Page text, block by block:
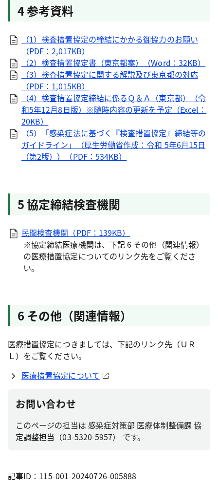
4 参考資料
（1）検査措置協定の締結にかかる御協力のお願い
（PDF：2,017KB）
（2）検査措置協定書（東京都案）（Word：32KB）
（3）検査措置協定に関する解説及び東京都の対応
（PDF：1,015KB）
（4）検査措置協定締結に係るＱ＆Ａ（東京都）（令
和5年12月8日版）※随時内容の更新を予定（Excel：
20KB）
（5）「感染症法に基づく『検査措置協定』締結等の
ガイドライン」（厚生労働省作成：令和 5年6月15日
（第2版））（PDF：534KB）
5 協定締結検査機関
民間検査機関（PDF：139KB）
※協定締結医療機関は、下記 6 その他（関連情報）
の医療措置協定についてのリンク先をご覧くださ
い。
6 その他（関連情報）
医療措置協定につきましては、下記のリンク先（ＵＲ
Ｌ）をご覧ください。
医療措置協定について
お問い合わせ
このページの担当は 感染症対策部 医療体制整備課 協
定調整担当（03-5320-5957） です。
記事ID：115-001-20240726-005888